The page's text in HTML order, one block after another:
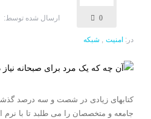
0 ارسال شده توسط:
در: امنیت , شبکه
کتابهای زیادی در شصت و سه درصد
جامعه و متخصصان را می طلبد تا با نرم